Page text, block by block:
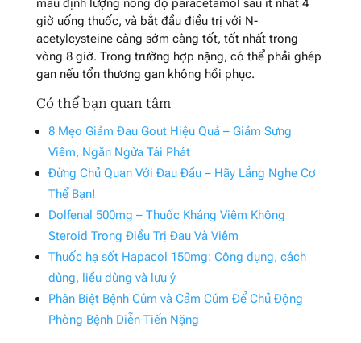
máu định lượng nồng độ paracetamol sau ít nhất 4
giờ uống thuốc, và bắt đầu điều trị với N-
acetylcysteine càng sớm càng tốt, tốt nhất trong
vòng 8 giờ. Trong trường hợp nặng, có thể phải ghép
gan nếu tổn thương gan không hồi phục.
Có thể bạn quan tâm
8 Mẹo Giảm Đau Gout Hiệu Quả – Giảm Sưng
Viêm, Ngăn Ngừa Tái Phát
Đừng Chủ Quan Với Đau Đầu – Hãy Lắng Nghe Cơ
Thể Bạn!
Dolfenal 500mg – Thuốc Kháng Viêm Không
Steroid Trong Điều Trị Đau Và Viêm
Thuốc hạ sốt Hapacol 150mg: Công dụng, cách
dùng, liều dùng và lưu ý
Phân Biệt Bệnh Cúm và Cảm Cúm Để Chủ Động
Phòng Bệnh Diễn Tiến Nặng